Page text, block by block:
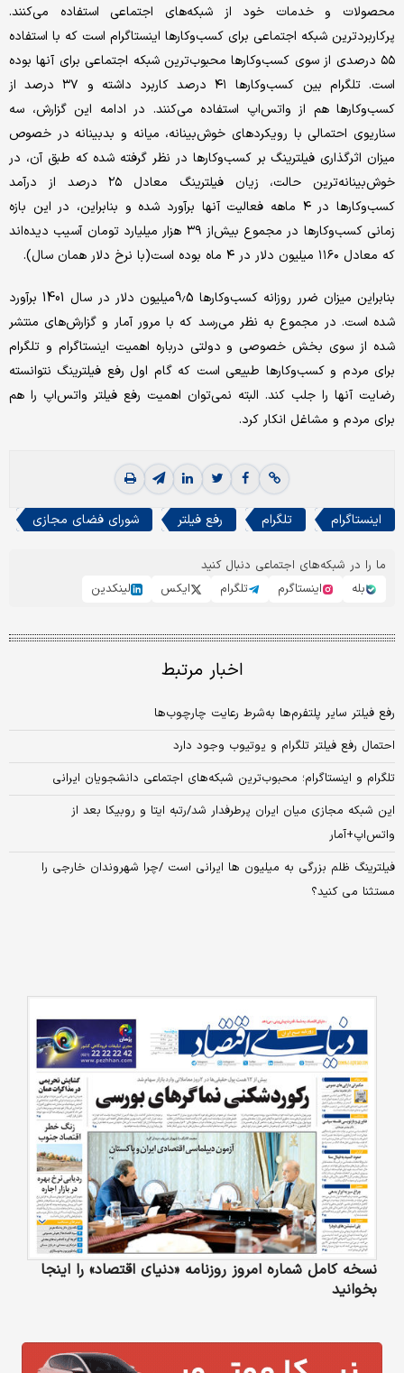
محصولات و خدمات خود از شبکه‌های اجتماعی استفاده می‌کنند.
پرکاربردترین شبکه اجتماعی برای کسب‌وکارها اینستاگرام است که با استفاده
۵۵ درصدی از سوی کسب‌وکارها محبوب‌ترین شبکه اجتماعی برای آنها بوده
است. تلگرام بین کسب‌وکارها ۴۱ درصد کاربرد داشته و ۳۷ درصد از
کسب‌وکارها هم از واتس‌اپ استفاده می‌کنند. در ادامه این گزارش، سه
سناریوی احتمالی با رویکردهای خوش‌بینانه، میانه و بدبینانه در خصوص
میزان اثرگذاری فیلترینگ بر کسب‌وکارها در نظر گرفته شده که طبق آن، در
خوش‌بینانه‌ترین حالت، زیان فیلترینگ معادل ۲۵ درصد از درآمد
کسب‌وکارها در ۴ ماهه فعالیت آنها برآورد شده و بنابراین، در این بازه
زمانی کسب‌وکارها در مجموع بیش‌از ۳۹ هزار میلیارد تومان آسیب دیده‌اند
که معادل ۱۱۶۰ میلیون دلار در ۴ ماه بوده است(با نرخ دلار همان سال).
بنابراین میزان ضرر روزانه کسب‌وکارها 9.5میلیون دلار در سال 1401 برآورد
شده است. در مجموع به نظر می‌رسد که با مرور آمار و گزارش‌های منتشر
شده از سوی بخش خصوصی و دولتی درباره اهمیت اینستاگرام و تلگرام
برای مردم و کسب‌وکارها طبیعی است که گام اول رفع فیلترینگ نتوانسته
رضایت آنها را جلب کند. البته نمی‌توان اهمیت رفع فیلتر واتس‌اپ را هم
برای مردم و مشاغل انکار کرد.
اینستاگرام تلگرام رفع فیلتر شورای فضای مجازی
ما را در شبکه‌های اجتماعی دنبال کنید
بله
اینستاگرم تلگرام ایکس لینکدین
اخبار مرتبط
رفع فیلتر سایر پلتفرم‌ها به‌شرط رعایت چارچوب‌ها
احتمال رفع فیلتر تلگرام و یوتیوب وجود دارد
تلگرام و اینستاگرام؛ محبوب‌ترین شبکه‌های اجتماعی دانشجویان ایرانی
این شبکه مجازی میان ایران پرطرفدار شد/رتبه ایتا و روبیکا بعد از
واتس‌اپ+آمار
فیلترینگ ظلم بزرگی به میلیون ها ایرانی است /چرا شهروندان خارجی را
مستثنا می کنید؟
نسخه کامل شماره امروز روزنامه «دنیای‌ اقتصاد» را اینجا
بخوانید